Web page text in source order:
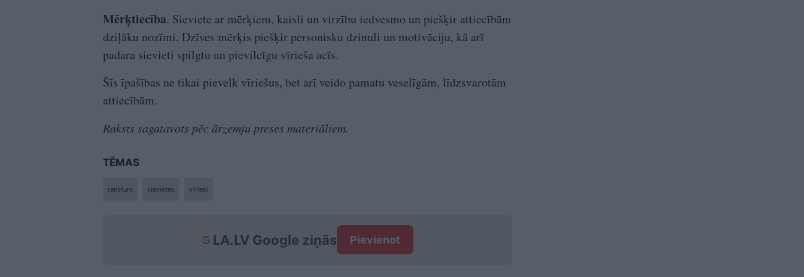
Mērķtiecība. Sieviete ar mērķiem, kaisli un virzību iedvesmo un piešķir attiecībām
dziļāku nozīmi. Dzīves mērķis piešķir personisku dzinuli un motivāciju, kā arī
padara sievieti spilgtu un pievilcīgu vīrieša acīs.
Šīs īpašības ne tikai pievelk vīriešus, bet arī veido pamatu veselīgām, līdzsvarotām
attiecībām.
Raksts sagatavots pēc ārzemju preses materiāliem.
TĒMAS
raksturs sievietes vīrieši
LA.LV Google ziņās Pievienot